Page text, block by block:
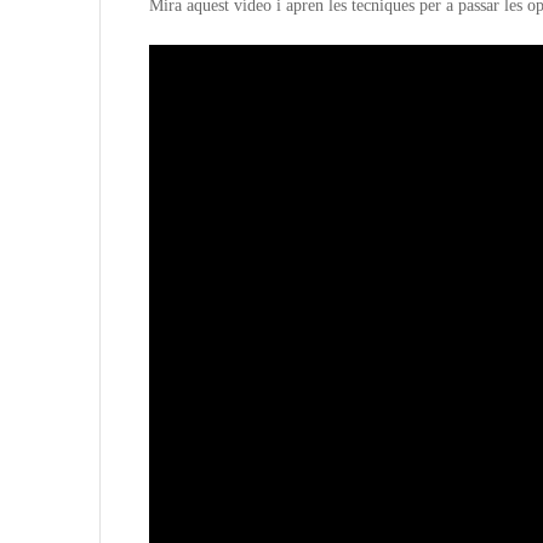
Mira aquest vídeo i apren les tecniques per a passar les